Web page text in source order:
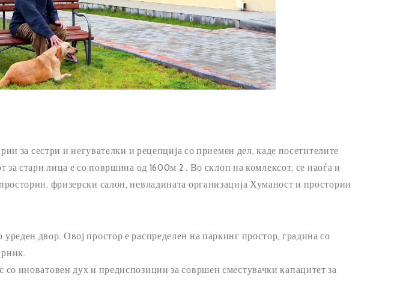
за сестри и негувателки и рецепција со приемен дел, каде посетителите
за стари лица е со површина од 1600м 2 . Во склоп на комлексот, се наоѓа и
фризерски салон, невладината организација Хуманост и простории
двор. Овој простор е распределен на паркинг простор, градина со
иноватовен дух и предиспозиции за совршен сместувачки капацитет за